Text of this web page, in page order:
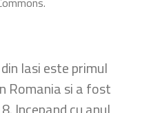
din Iasi este primul
Romania si a fost